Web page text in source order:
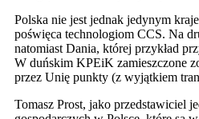
Polska nie jest jednak jedynym
poświęca technologiom CCS. Na
natomiast Dania, której przykład
W duńskim KPEiK zamieszczone
przez Unię punkty (z wyjątkiem
Tomasz Prost, jako przedstawiciel